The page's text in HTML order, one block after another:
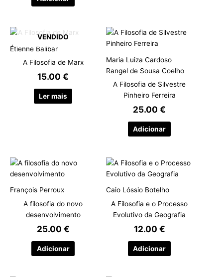
VENDIDO
Étienne Balibar
A Filosofia de Marx
15.00€
Ler mais
Maria Luiza Cardoso
Rangel de Sousa Coelho
A Filosofia de Silvestre
Pinheiro Ferreira
25.00€
Adicionar
François Perroux
A filosofia do novo
desenvolvimento
25.00 €
Adicionar
Caio Lóssio Botelho
A Filosofia e o Processo
Evolutivo da Geografia
12.00 €
Adicionar